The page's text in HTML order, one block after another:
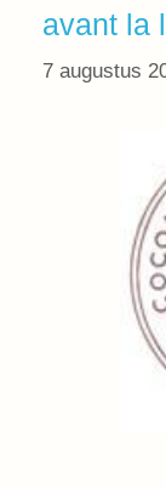
avant la
7 augustus